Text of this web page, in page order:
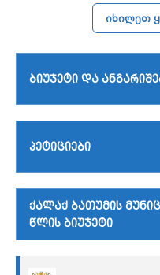
ბიუჯეტი და
პეტიციები
ქალაქ ბათუმის
წლის ბიუჯეტი
იხილეთ